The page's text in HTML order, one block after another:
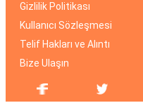
Gizlilik Politikası
Kullanıcı Sözleşmesi
Telif Hakları ve Alıntı
Bize Ulaşın